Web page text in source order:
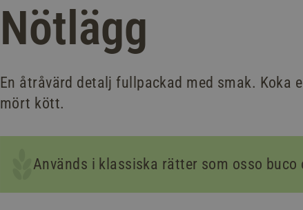
Nötlägg
En åtråvärd detalj fullpackad med smak. Koka
mört kött.
Används i klassiska rätter som osso buco